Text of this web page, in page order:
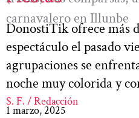
carnavalero en Illunbe
DonostiTik ofrece más
espectáculo el pasado
agrupaciones se
noche muy colorida y
S. F. / Redacción
1 marzo, 2025